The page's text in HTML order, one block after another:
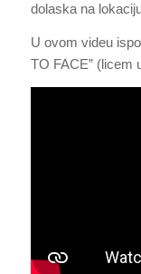
dolaska na
U ovom videu
TO FACE” (licem